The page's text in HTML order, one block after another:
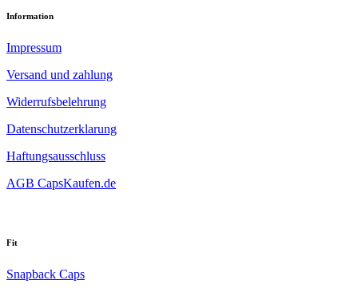
Information
Impressum
Versand und zahlung
Widerrufsbelehrung
Datenschutzerklarung
Haftungsausschluss
AGB CapsKaufen.de
Fit
Snapback Caps